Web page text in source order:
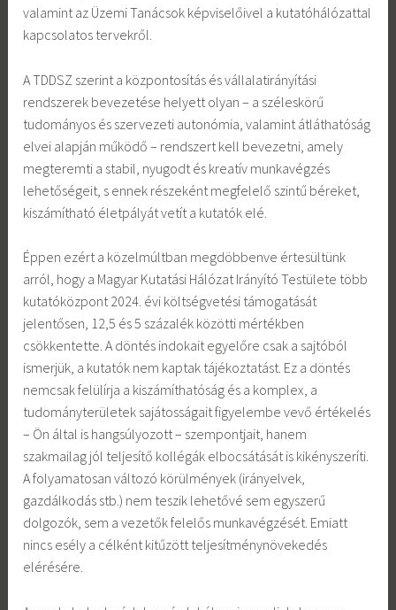
valamint az Üzemi Tanácsok képviselőivel a kutatóhálózattal
kapcsolatos tervekről.
A TDDSZ szerint a központosítás és vállalatirányítási
rendszerek bevezetése helyett olyan – a széleskörű
tudományos és szervezeti autonómia, valamint átláthatóság
elvei alapján működő – rendszert kell bevezetni, amely
megteremti a stabil, nyugodt és kreatív munkavégzés
lehetőségeit, s ennek részeként megfelelő szintű béreket,
kiszámítható életpályát vetít a kutatók elé.
Éppen ezért a közelmúltban megdöbbenve értesültünk
arról, hogy a Magyar Kutatási Hálózat Irányító Testülete több
kutatóközpont 2024. évi költségvetési támogatását
jelentősen, 12,5 és 5 százalék közötti mértékben
csökkentette. A döntés indokait egyelőre csak a sajtóból
ismerjük, a kutatók nem kaptak tájékoztatást. Ez a döntés
nemcsak felülírja a kiszámíthatóság és a komplex, a
tudományterületek sajátosságait figyelembe vevő értékelés
– Ön által is hangsúlyozott – szempontjait, hanem
szakmailag jól teljesítő kollégák elbocsátását is kikényszeríti.
A folyamatosan változó körülmények (irányelvek,
gazdálkodás stb.) nem teszik lehetővé sem egyszerű
dolgozók, sem a vezetők felelős munkavégzését. Emiatt
nincs esély a célként kitűzött teljesítménynövekedés
elérésére.